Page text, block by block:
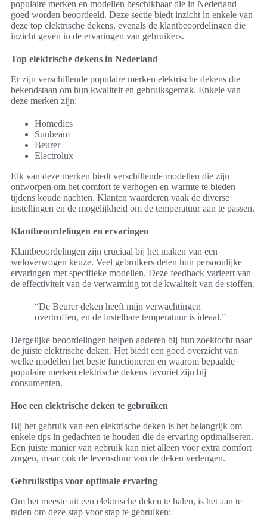
populaire merken en modellen beschikbaar die in Nederland
goed worden beoordeeld. Deze sectie biedt inzicht in enkele van
deze top elektrische dekens, evenals de klantbeoordelingen die
inzicht geven in de ervaringen van gebruikers.
Top elektrische dekens in Nederland
Er zijn verschillende populaire merken elektrische dekens die
bekendstaan om hun kwaliteit en gebruiksgemak. Enkele van
deze merken zijn:
Homedics
Sunbeam
Beurer
Electrolux
Elk van deze merken biedt verschillende modellen die zijn
ontworpen om het comfort te verhogen en warmte te bieden
tijdens koude nachten. Klanten waarderen vaak de diverse
instellingen en de mogelijkheid om de temperatuur aan te passen.
Klantbeoordelingen en ervaringen
Klantbeoordelingen zijn cruciaal bij het maken van een
weloverwogen keuze. Veel gebruikers delen hun persoonlijke
ervaringen met specifieke modellen. Deze feedback varieert van
de effectiviteit van de verwarming tot de kwaliteit van de stoffen.
“De Beurer deken heeft mijn verwachtingen
overtroffen, en de instelbare temperatuur is ideaal.”
Dergelijke beoordelingen helpen anderen bij hun zoektocht naar
de juiste elektrische deken. Het biedt een goed overzicht van
welke modellen het beste functioneren en waarom bepaalde
populaire merken elektrische dekens favoriet zijn bij
consumenten.
Hoe een elektrische deken te gebruiken
Bij het gebruik van een elektrische deken is het belangrijk om
enkele tips in gedachten te houden die de ervaring optimaliseren.
Een juiste manier van gebruik kan niet alleen voor extra comfort
zorgen, maar ook de levensduur van de deken verlengen.
Gebruikstips voor optimale ervaring
Om het meeste uit een elektrische deken te halen, is het aan te
raden om deze stap voor stap te gebruiken: